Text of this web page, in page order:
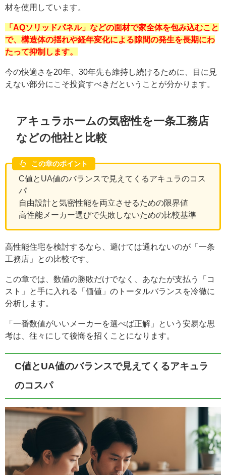
材を使用しています。
「AQソリッドパネル」などの面材で家全体を包み込むこと
で、構造体の揺れや経年変化による隙間の発生を長期にわ
たって抑制します。
今の快適さを20年、30年先も維持し続けるために、目に見
えない部分にこそ投資すべきだということが分かります。
アキュラホームの気密性を一条工務店
などの他社と比較
この章のポイント
C値とUA値のバランスで見えてくるアキュラのコス
パ
自由設計と気密性能を両立させるための限界値
高性能メーカー選びで失敗しないための比較基準
高性能住宅を検討するなら、避けては通れないのが「一条
工務店」との比較です。
この章では、数値の勝敗だけでなく、あなたが支払う「コ
スト」と手に入れる「価値」のトータルバランスを冷徹に
分析します。
「一番数値がいいメーカーを選べば正解」という安易な思
考は、往々にして後悔を招くことになります。
C値とUA値のバランスで見えてくるアキュラ
のコスパ